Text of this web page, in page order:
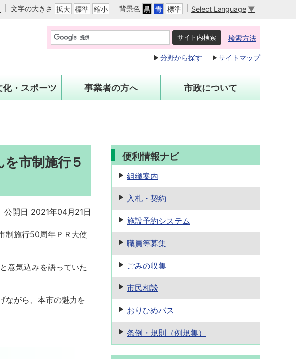
文字の大きさ 拡大 標準 縮小 背景色 黒 青 標準 Select Language ▼
検索方法
分野から探す サイトマップ
化・スポーツ 事業者の方へ 市政について
市制施行５
公開日 2021年04月21日
制施行50周年ＰＲ大使
意気込みを語っていた
ながら、本市の魅力を
便利情報ナビ
組織案内
入札・契約
施設予約システム
職員等募集
ごみの収集
市民相談
おりひめバス
条例・規則 （例規集）